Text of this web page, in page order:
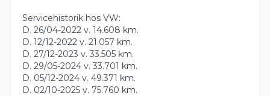
Servicehistorik hos VW:
D. 26/04-2022 v. 14.608 km.
D. 12/12-2022 v. 21.057 km.
D. 27/12-2023 v. 33.505 km.
D. 29/05-2024 v. 33.701 km.
D. 05/12-2024 v. 49.371 km.
D. 02/10-2025 v. 75.760 km.